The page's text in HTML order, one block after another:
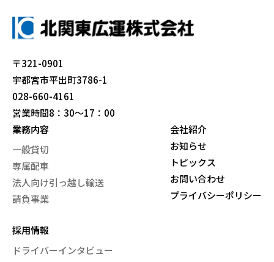
〒321-0901
宇都宮市平出町3786-1
028-660-4161
営業時間8：30～17：00
業務内容
一般貸切
専属配車
法人向け引っ越し輸送
請負事業
採用情報
ドライバーインタビュー
会社紹介
お知らせ
トピックス
お問い合わせ
プライバシーポリシー